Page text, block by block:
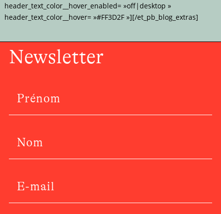
header_text_color__hover_enabled= »off|desktop »
header_text_color__hover= »#FF3D2F »][/et_pb_blog_extras]
Newsletter